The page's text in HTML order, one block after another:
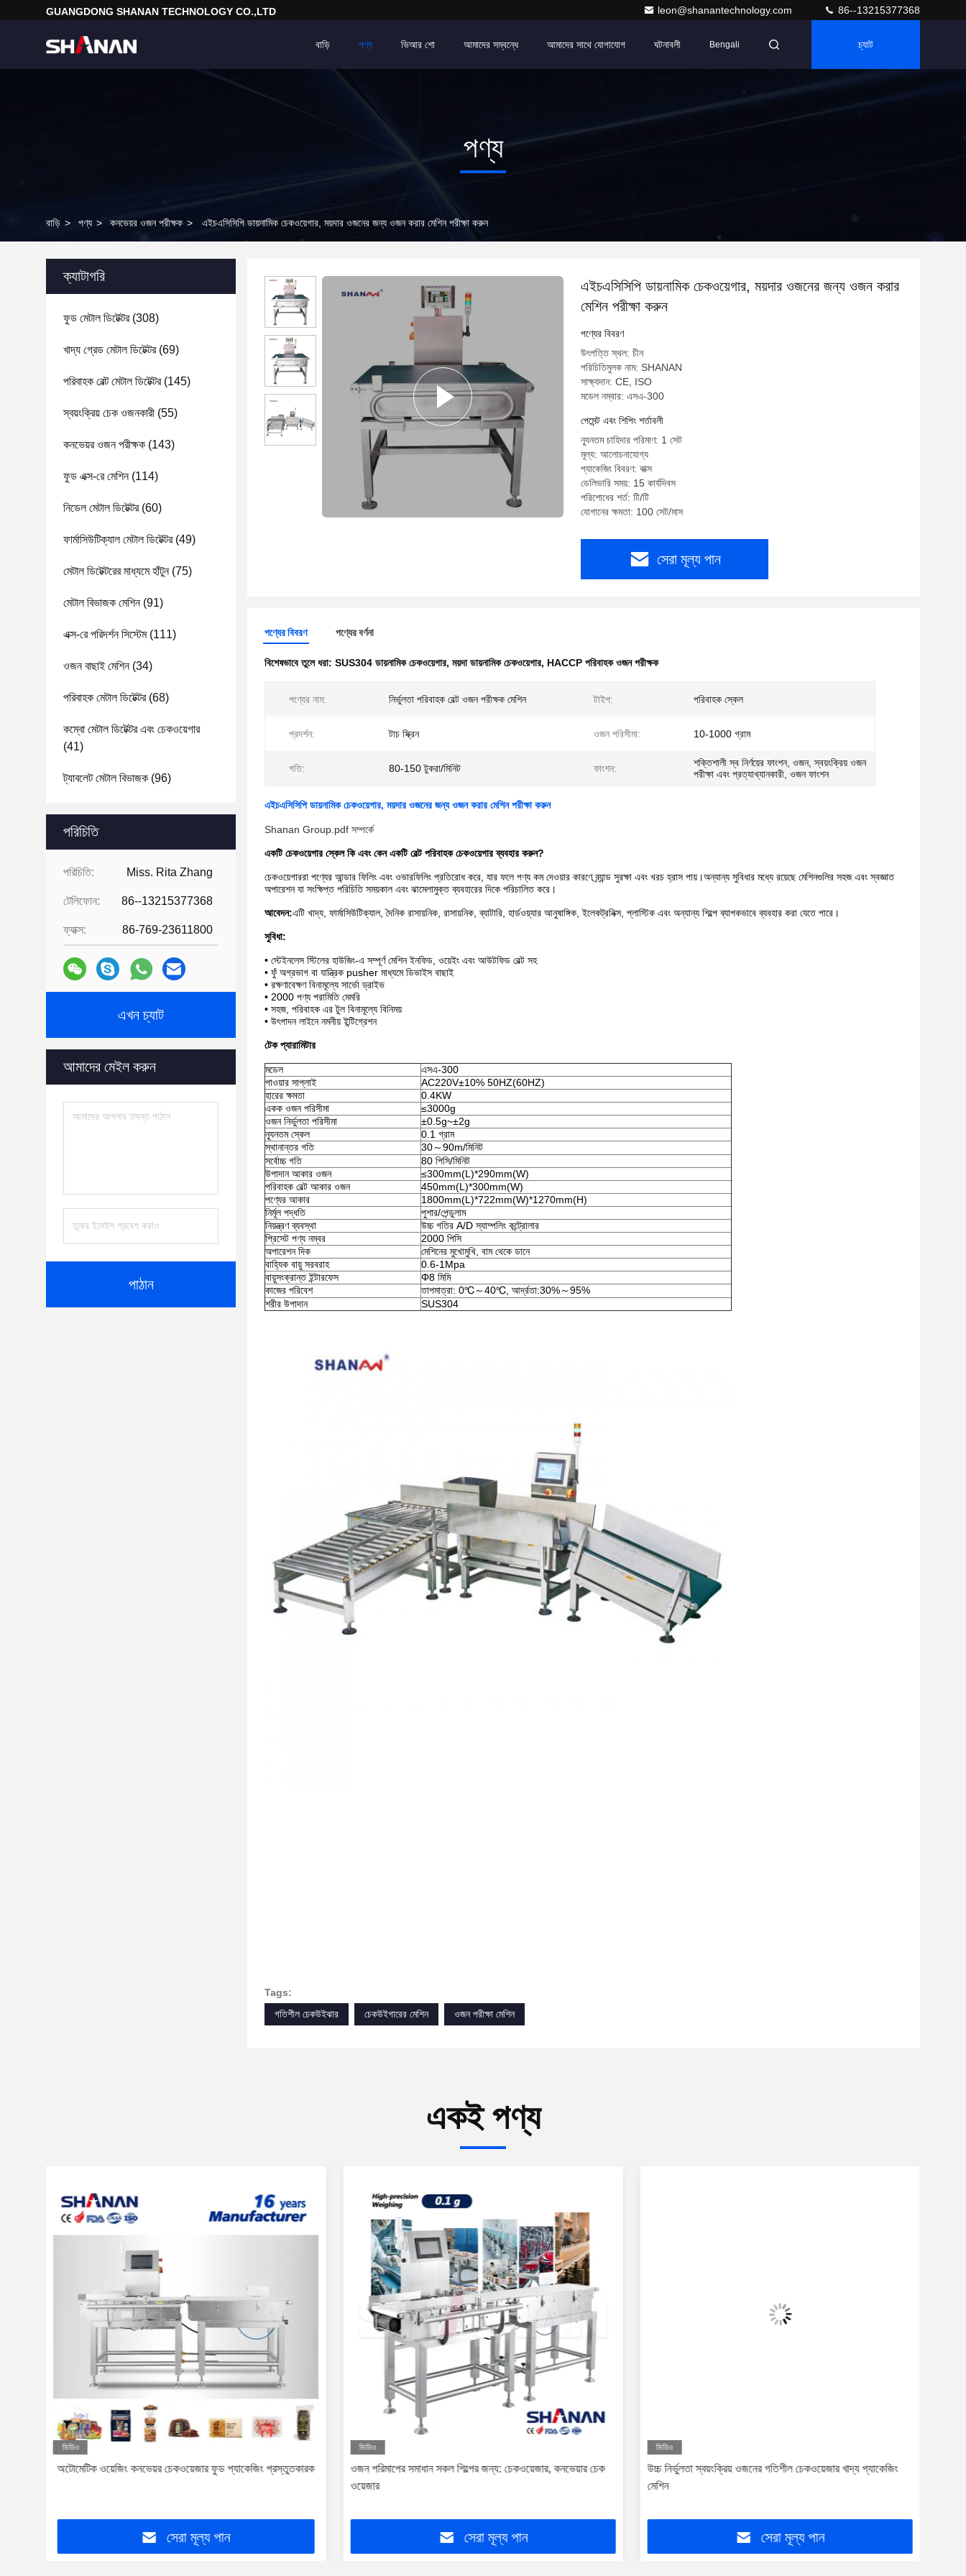
GUANGDONG SHANAN TECHNOLOGY CO.,LTD leon@shanantechnology.com 86--13215377368
বাড়ি পণ্য ভিআর শো আমাদের সম্বন্ধে আমাদের সাথে যোগাযোগ ঘটনাবলী Bengali চ্যাট
পণ্য
বাড়ি > পণ্য > কনভেয়র ওজন পরীক্ষক > এইচএসিসিপি ডায়নামিক চেকওয়েগার, ময়দার ওজনের জন্য ওজন করার মেশিন পরীক্ষা করুন
ক্যাটাগরি
ফুড মেটাল ডিটেক্টর(308)
খাদ্য গ্রেড মেটাল ডিটেক্টর(69)
পরিবাহক বেল্ট মেটাল ডিটেক্টর(145)
স্বয়ংক্রিয় চেক ওজনকারী (55)
কনভেয়র ওজন পরীক্ষক (143)
ফুড এক্স-রে মেশিন(114)
নিডেল মেটাল ডিটেক্টর(60)
ফার্মাসিউটিক্যাল মেটাল ডিটেক্টর(49)
মেটাল ডিটেক্টরের মাধ্যমে হাঁটুন(75)
মেটাল বিভাজক মেশিন(91)
এক্স-রে পরিদর্শন সিস্টেম(111)
ওজন বাছাই মেশিন(34)
পরিবাহক মেটাল ডিটেক্টর(68)
কম্বো মেটাল ডিটেক্টর এবং চেকওয়েগার
(41)
ট্যাবলেট মেটাল বিভাজক (96)
পরিচিতি
পরিচিতি: Miss. Rita Zhang
টেলিফোন: 86--13215377368
ফ্যাক্স: 86-769-23611800
এখন চ্যাট
আমাদের মেইল ​​করুন
পাঠান
এইচএসিসিপি ডায়নামিক চেকওয়েগার, ময়দার ওজনের জন্য ওজন করার
মেশিন পরীক্ষা করুন
পণ্যের বিবরণ
উৎপত্তি স্থল: চীন
পরিচিতিমুলক নাম: SHANAN
সাক্ষ্যদান: CE, ISO
মডেল নম্বার: এসএ-300
পেমেন্ট এবং শিপিং শর্তাবলী
ন্যূনতম চাহিদার পরিমাণ: 1 সেট
মূল্য: আলোচনাযোগ্য
প্যাকেজিং বিবরণ: বাক্স
ডেলিভারি সময়: 15 কার্যদিবস
পরিশোধের শর্ত: টি/টি
যোগানের ক্ষমতা: 100 সেট/মাস
সেরা মূল্য পান
পণ্যের বিবরণ পণ্যের বর্ণনা
বিশেষভাবে তুলে ধরা: SUS304 ডায়নামিক চেকওয়েগার, ময়দা ডায়নামিক চেকওয়েগার, HACCP পরিবাহক ওজন পরীক্ষক
পণ্যের নাম: নির্ভুলতা পরিবাহক বেল্ট ওজন পরীক্ষক মেশিন টাইপ: পরিবাহক স্কেল
প্রদর্শন: টাচ স্ক্রিন ওজন পরিসীমা: 10-1000 গ্রাম
গতি: 80-150 টুকরা/মিনিট ফাংশন:
শক্তিশালী স্ব নির্ণয়ের ফাংশন, ওজন, স্বয়ংক্রিয় ওজন
পরীক্ষা এবং প্রত্যাখ্যানকারী, ওজন ফাংশন
এইচএসিসিপি ডায়নামিক চেকওয়েগার, ময়দার ওজনের জন্য ওজন করার মেশিন পরীক্ষা করুন
Shanan Group.pdf সম্পর্কে
একটি চেকওয়েগার স্কেল কি এবং কেন একটি বেল্ট পরিবাহক চেকওয়েগার ব্যবহার করুন?
চেকওয়েগাররা পণ্যের আন্ডার ফিলিং এবং ওভারফিলিং প্রতিরোধ করে, যার ফলে পণ্য কম দেওয়ার কারণে ব্র্যান্ড সুরক্ষা এবং খরচ হ্রাস পায়।অন্যান্য সুবিধার মধ্যে রয়েছে মেশিনগুলির সহজ এবং স্বজ্ঞাত
অপারেশন যা সংক্ষিপ্ত পরিচিতি সময়কাল এবং ঝামেলামুক্ত ব্যবহারের দিকে পরিচালিত করে।
আবেদন:এটি খাদ্য, ফার্মাসিউটিক্যাল, দৈনিক রাসায়নিক, রাসায়নিক, ব্যাটারি, হার্ডওয়্যার আনুষাঙ্গিক, ইলেকট্রনিক্স, প্লাস্টিক এবং অন্যান্য শিল্পে ব্যাপকভাবে ব্যবহার করা যেতে পারে।
সুবিধা:
• স্টেইনলেস স্টিলের হাউজিং-এ সম্পূর্ণ মেশিন ইনফিড, ওয়েইং এবং আউটফিড বেল্ট সহ
• ফুঁ অগ্রভাগ বা যান্ত্রিক pusher মাধ্যমে ডিভাইস বাছাই
• রক্ষণাবেক্ষণ বিনামূল্যে সার্ভো ড্রাইভ
• 2000 পণ্য পরামিতি মেমরি
• সহজ, পরিবাহক এর টুল বিনামূল্যে বিনিময়
• উৎপাদন লাইনে নমনীয় ইন্টিগ্রেশন
টেক প্যারামিটার
মডেল
এসএ-300
পাওয়ার সাপ্লাই
AC220V±10% 50HZ(60HZ)
হারের ক্ষমতা
0.4KW
একক ওজন পরিসীমা
≤3000g
ওজন নির্ভুলতা পরিসীমা
±0.5g~±2g
ন্যূনতম স্কেল
0.1 গ্রাম
স্থানান্তর গতি
30～90m/মিনিট
সর্বোচ্চ গতি
80 পিসি/মিনিট
উপাদান আকার ওজন
≤300mm(L)*290mm(W)
পরিবাহক বেল্ট আকার ওজন
450mm(L)*300mm(W)
পণ্যের আকার
1800mm(L)*722mm(W)*1270mm(H)
নির্মূল পদ্ধতি
পুশার/পেন্ডুলাম
নিয়ন্ত্রণ ব্যবস্থা
উচ্চ গতির A/D স্যাম্পলিং কন্ট্রোলার
প্রিসেট পণ্য নম্বর
2000 পিসি
অপারেশন দিক
মেশিনের মুখোমুখি, বাম থেকে ডানে
বাহ্যিক বায়ু সরবরাহ
0.6-1Mpa
বায়ুসংক্রান্ত ইন্টারফেস
Φ8 মিমি
কাজের পরিবেশ
তাপমাত্রা: 0℃～40℃, আর্দ্রতা:30%～95%
শরীর উপাদান
SUS304
Tags:
গতিশীল চেকউইঝার
চেকউইগারের মেশিন ওজন পরীক্ষা মেশিন
একই পণ্য
ভিডিও
অটোমেটিক ওয়েজিং কনভেয়র চেকওয়েজার ফুড প্যাকেজিং প্রস্তুতকারক
সেরা মূল্য পান
ভিডিও
ওজন পরিমাপের সমাধান সকল শিল্পের জন্য: চেকওয়েজার, কনভেয়ার চেক
ওয়েজার
সেরা মূল্য পান
ভিডিও
উচ্চ নির্ভুলতা স্বয়ংক্রিয় ওজনের গতিশীল চেকওয়েজার খাদ্য প্যাকেজিং
মেশিন
সেরা মূল্য পান